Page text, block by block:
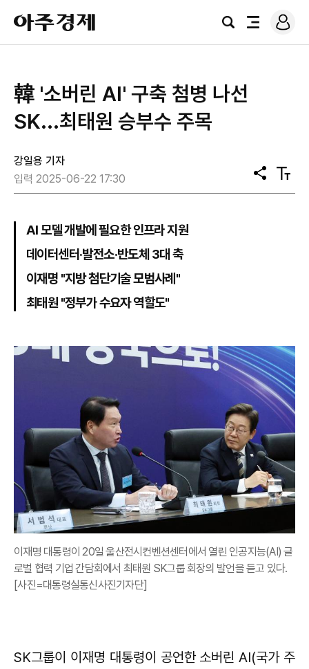
아
주
경
검
전
로
그
韓 '소버린 AI' 구축 첨병 나선
SK...최태원 승부수 주목
강일용 기자
입력 2025-06-22 17:30
공
유
텍
스
AI 모델 개발에 필요한 인프라 지원
데이터센터·발전소·반도체 3대 축
이재명 "지방 첨단기술 모범사례"
최태원 "정부가 수요자 역할도"
이재명 대통령이 20일 울산전시컨벤션센터에서 열린 인공지능(AI) 글
로벌 협력 기업 간담회에서 최태원 SK그룹 회장의 발언을 듣고 있다.
[사진=대통령실통신사진기자단]
SK그룹이 이재명 대통령이 공언한 소버린 AI(국가 주